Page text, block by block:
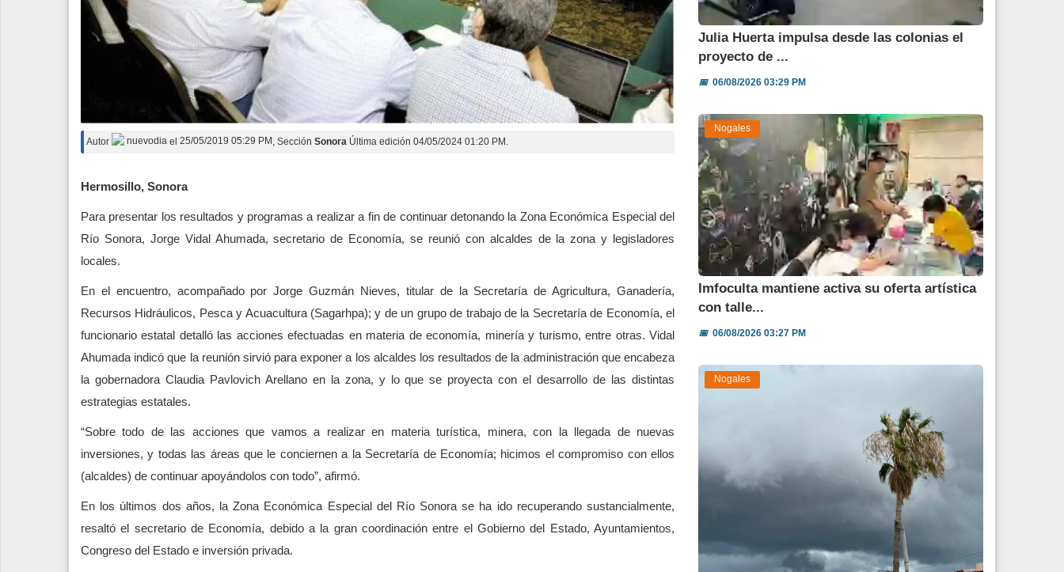
Autor nuevodia el 25/05/2019 05:29 PM , Sección Sonora Última edición 04/05/2024 01:20 PM.
Hermosillo, Sonora
Para presentar los resultados y programas a realizar a fin de continuar detonando la Zona Económica Especial del
Río Sonora, Jorge Vidal Ahumada, secretario de Economía, se reunió con alcaldes de la zona y legisladores
locales.
En el encuentro, acompañado por Jorge Guzmán Nieves, titular de la Secretaría de Agricultura, Ganadería,
Recursos Hidráulicos, Pesca y Acuacultura (Sagarhpa); y de un grupo de trabajo de la Secretaría de Economía, el
funcionario estatal detalló las acciones efectuadas en materia de economía, minería y turismo, entre otras. Vidal
Ahumada indicó que la reunión sirvió para exponer a los alcaldes los resultados de la administración que encabeza
la gobernadora Claudia Pavlovich Arellano en la zona, y lo que se proyecta con el desarrollo de las distintas
estrategias estatales.
“Sobre todo de las acciones que vamos a realizar en materia turística, minera, con la llegada de nuevas
inversiones, y todas las áreas que le conciernen a la Secretaría de Economía; hicimos el compromiso con ellos
(alcaldes) de continuar apoyándolos con todo”, afirmó.
En los últimos dos años, la Zona Económica Especial del Río Sonora se ha ido recuperando sustancialmente,
resaltó el secretario de Economía, debido a la gran coordinación entre el Gobierno del Estado, Ayuntamientos,
Congreso del Estado e inversión privada.
Julia Huerta impulsa desde las colonias el
proyecto de ...
📅06/08/2026 03:29 PM
Nogales
Imfoculta mantiene activa su oferta artística
con talle...
📅06/08/2026 03:27 PM
Nogales
Piden evitar arroyos y vialidades de riesgo
ante pronós...